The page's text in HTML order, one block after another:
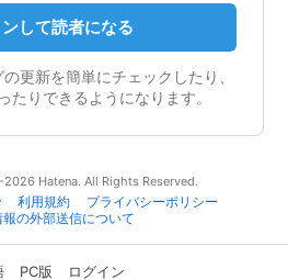
して読者になる
更新を簡単にチェックしたり、
たりできるようになります。
Hatena. All Rights Reserved.
利用規約
プライバシーポリシー
の外部送信について
PC版 ログイン